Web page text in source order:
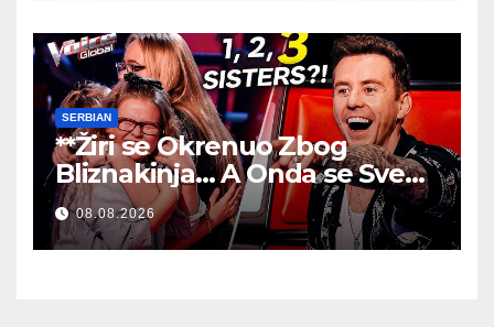
SERBIAN
**Žiri se Okrenuo Zbog
Bliznakinja… A Onda se Sve
Promenilo!
**
08.08.2026